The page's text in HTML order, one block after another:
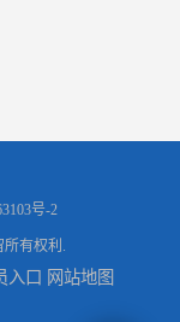
号-2
有权利.
入口 网站地图